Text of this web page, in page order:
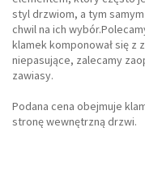
styl drzwiom, a tym
chwil na ich
klamek komponował się z
niepasujące, zalecamy
zawiasy.
Podana cena obejmuje
stronę wewnętrzną drzwi.